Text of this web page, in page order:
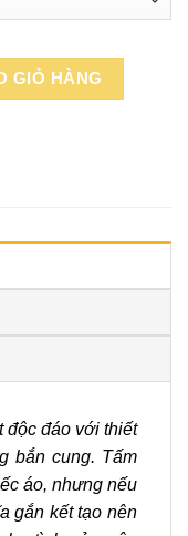
GIỎ HÀNG
độc đáo với thiết
bắn cung. Tấm
áo, nhưng nếu
gắn kết tạo nên